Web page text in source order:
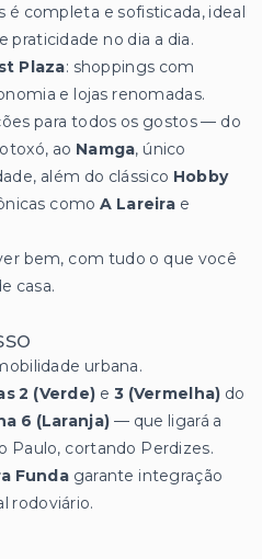
é completa e sofisticada, ideal
praticidade no dia a dia.
Plaza: shoppings com
e lojas renomadas.
para todos os gostos — do
ao Namga, único
além do clássico Hobby
comoA Lareira e
bem, com tudo o que você
casa.
urbana.
2 (Verde) e 3 (Vermelha) do
6 (Laranja) — que ligará a
Paulo, cortando Perdizes.
Funda garante integração
rodoviário.